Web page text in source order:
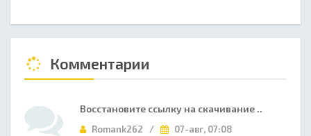
Комментарии
Восстановите ссылку на скачивание ..
Romank262 / 07-авг, 07:08